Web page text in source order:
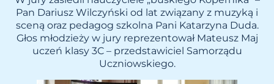
Pan Dariusz Wilczyński od lat związany z muzyką i
sceną oraz pedagog szkolna Pani Katarzyna Duda.
Głos młodzieży w jury reprezentował Mateusz Maj
uczeń klasy 3C – przedstawiciel Samorządu
Uczniowskiego.